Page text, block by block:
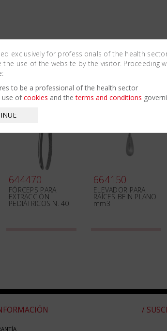
644470
FÓRCEPS PARA
EXTRACCIÓN
PEDIÁTRICOS N. 40
664150
ELEVADOR PARA
RAÍCES BEIN PLANO
mm3
/
exclusively for professionals of the health
use of the website by the visitor. Proceeding
to be a professional of the health sector
use ofcookies and theterms and conditions